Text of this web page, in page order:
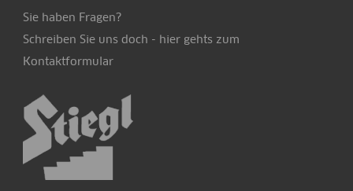
Sie haben Fragen?
Schreiben Sie uns doch - hier gehts zum
Kontaktformular